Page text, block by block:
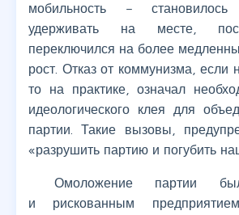
мобильность –
удерживать на месте,
переключился на более
рост. Отказ от коммунизма, если
то на практике, означал
идеологического клея для
партии. Такие вызовы,
«разрушить партию и погубить
Омоложение партии
и рискованным